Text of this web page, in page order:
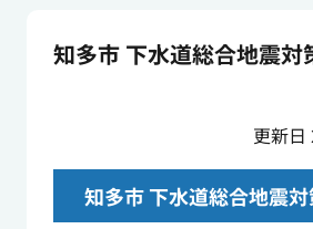
知多市 下水道総合地震対
更新日
知多市 下水道総合地震